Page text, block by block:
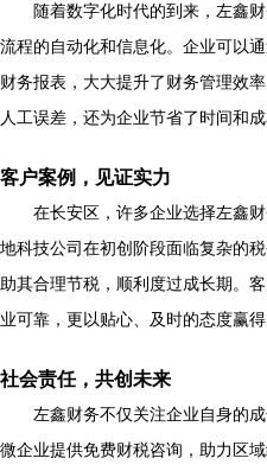
随着数字化时代的到来，左鑫
流程的自动化和信息化。企业可以
财务报表，大大提升了财务管理效
人工误差，还为企业节省了时间和成
客户案例，见证实力
在长安区，许多企业选择左鑫
地科技公司在初创阶段面临复杂的
助其合理节税，顺利度过成长期。
业可靠，更以贴心、及时的态度赢得
社会责任，共创未来
左鑫财务不仅关注企业自身的
微企业提供免费财税咨询，助力区